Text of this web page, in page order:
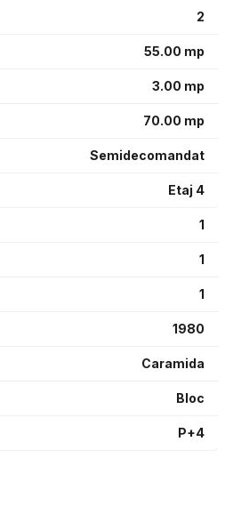
bine compartimentat și oferă un
– acces rapid către transport
2
55.00 mp
3.00 mp
70.00 mp
Semidecomandat
Etaj 4
1
1
1
1980
Caramida
Bloc
P+4